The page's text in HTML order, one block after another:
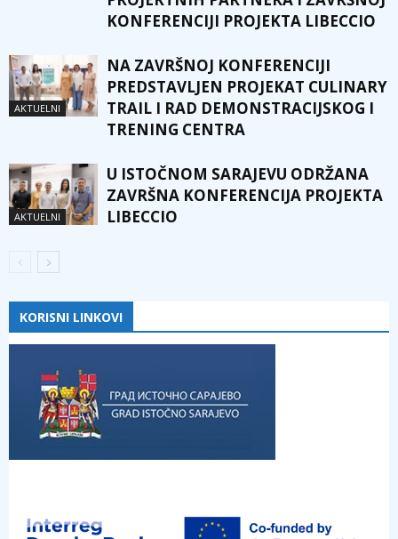
KONFERENCIJI PROJEKTA LIBECCIO
AKTUELNI
NA ZAVRŠNOJ KONFERENCIJI
PREDSTAVLJEN PROJEKAT CULINARY
TRAIL I RAD DEMONSTRACIJSKOG I
TRENING CENTRA
AKTUELNI
U ISTOČNOM SARAJEVU ODRŽANA
ZAVRŠNA KONFERENCIJA PROJEKTA
LIBECCIO
KORISNI LINKOVI